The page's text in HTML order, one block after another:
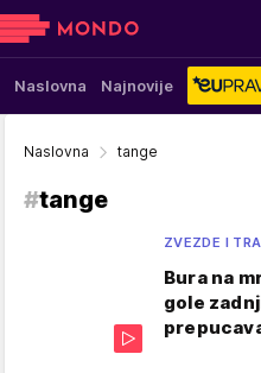
Naslovna Najnovije
Naslovna tange
#tange
ZVEZDE I
Bura na
gole